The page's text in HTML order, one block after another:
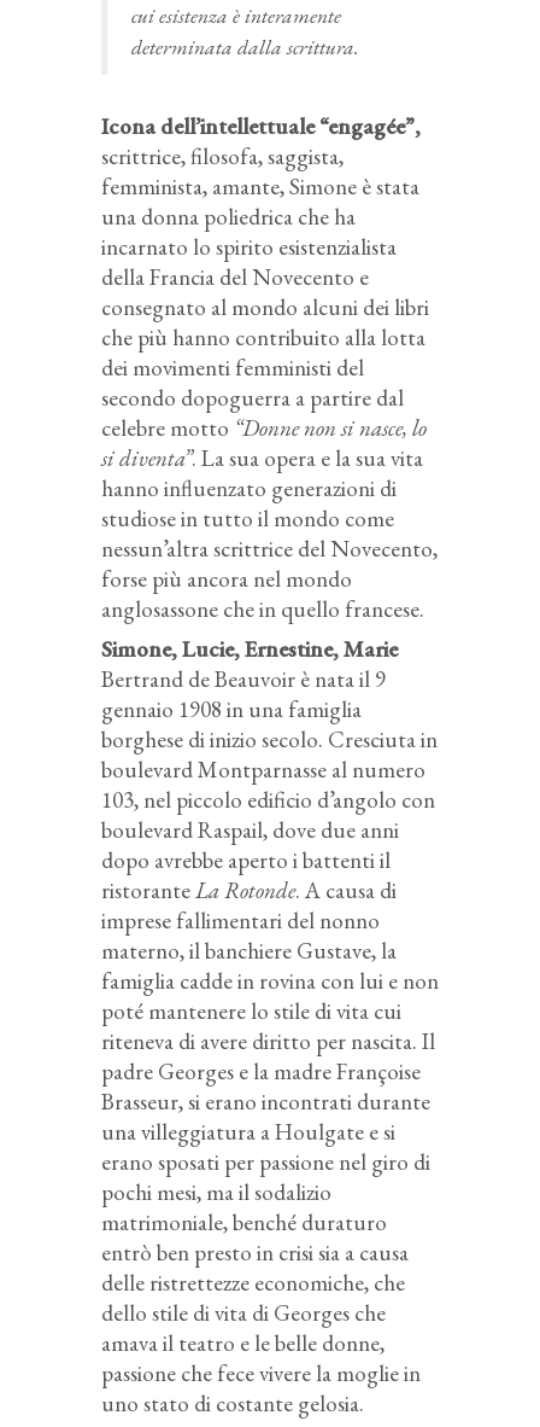
cui esistenza è interamente
determinata dalla scrittura.
Icona dell’intellettuale “engagée”,
scrittrice, filosofa, saggista,
femminista, amante, Simone è stata
una donna poliedrica che ha
incarnato lo spirito esistenzialista
della Francia del Novecento e
consegnato al mondo alcuni dei libri
che più hanno contribuito alla lotta
dei movimenti femministi del
secondo dopoguerra a partire dal
celebre motto “Donne non si nasce, lo
si diventa”. La sua opera e la sua vita
hanno influenzato generazioni di
studiose in tutto il mondo come
nessun’altra scrittrice del Novecento,
forse più ancora nel mondo
anglosassone che in quello francese.
Simone, Lucie, Ernestine, Marie
Bertrand de Beauvoir è nata il 9
gennaio 1908 in una famiglia
borghese di inizio secolo. Cresciuta in
boulevard Montparnasse al numero
103, nel piccolo edificio d’angolo con
boulevard Raspail, dove due anni
dopo avrebbe aperto i battenti il
ristoranteLa Rotonde. A causa di
imprese fallimentari del nonno
materno, il banchiere Gustave, la
famiglia cadde in rovina con lui e non
poté mantenere lo stile di vita cui
riteneva di avere diritto per nascita. Il
padre Georges e la madre Françoise
Brasseur, si erano incontrati durante
una villeggiatura a Houlgate e si
erano sposati per passione nel giro di
pochi mesi, ma il sodalizio
matrimoniale, benché duraturo
entrò ben presto in crisi sia a causa
delle ristrettezze economiche, che
dello stile di vita di Georges che
amava il teatro e le belle donne,
passione che fece vivere la moglie in
uno stato di costante gelosia.